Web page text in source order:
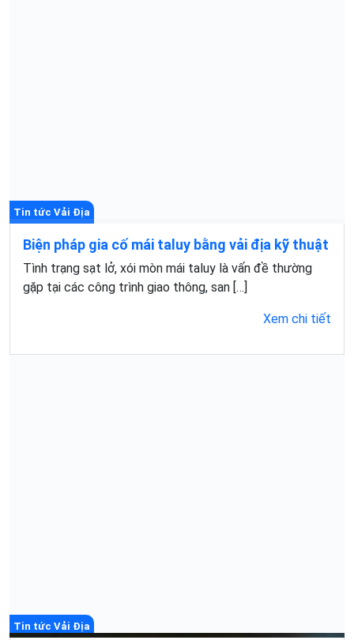
Tin tức Vải Địa
Biện pháp gia cố mái taluy bằng vải địa kỹ thuật
Tình trạng sạt lở, xói mòn mái taluy là vấn đề thường
gặp tại các công trình giao thông, san […]
Xem chi tiết
Tin tức Vải Địa